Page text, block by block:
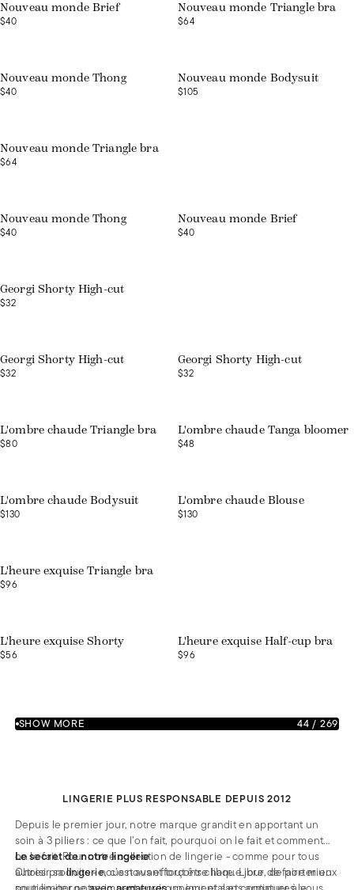
Nouveau monde Brief
$40
Nouveau monde Triangle bra
$64
Nouveau monde Thong
$40
Nouveau monde Bodysuit
$105
Nouveau monde Triangle bra
$64
Nouveau monde Thong
$40
Nouveau monde Brief
$40
Georgi Shorty High-cut
$32
Georgi Shorty High-cut
$32
Georgi Shorty High-cut
$32
L'ombre chaude Triangle bra
$80
L'ombre chaude Tanga bloomer
$48
L'ombre chaude Bodysuit
$130
L'ombre chaude Blouse
$130
L'heure exquise Triangle bra
$96
L'heure exquise Shorty
$56
L'heure exquise Half-cup bra
$96
SHOW MORE 44/ 269
LINGERIE PLUS RESPONSABLE DEPUIS 2012
Depuis le premier jour, notre marque grandit en apportant un
soin à 3 piliers : ce que l’on fait, pourquoi on le fait et comment
on le fait. Pour notre collection de lingerie - comme pour tous
autres produits - nous nous efforçons chaque jour de faire mieux
Le secret de notre lingerie
Choisir salingerie, c’est avant tout être libre. Libre, de porter un